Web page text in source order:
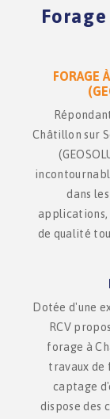
FORAGE
Châtillon sur
dans
applications,
de qualité
Dotée d'une
RCV
forage à
travaux de
captage
dispose des